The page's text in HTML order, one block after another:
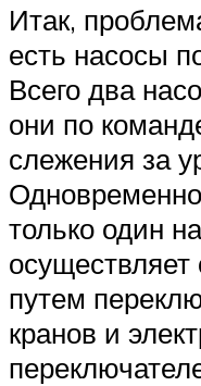
Итак,
есть насосы
Всего два
они по
слежения за
только один
осуществляет
путем
кранов и